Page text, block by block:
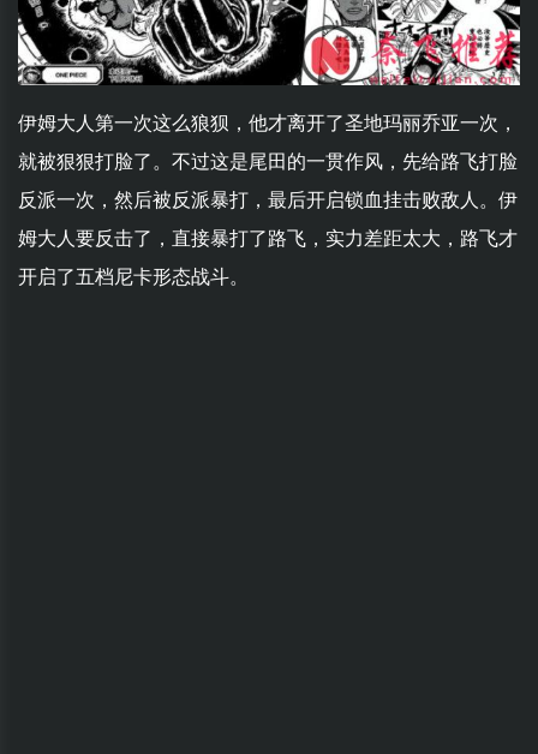
伊姆大人第一次这么狼狈，他才离开了圣地玛丽乔亚一次，
就被狠狠打脸了。不过这是尾田的一贯作风，先给路飞打脸
反派一次，然后被反派暴打，最后开启锁血挂击败敌人。伊
姆大人要反击了，直接暴打了路飞，实力差距太大，路飞才
开启了五档尼卡形态战斗。